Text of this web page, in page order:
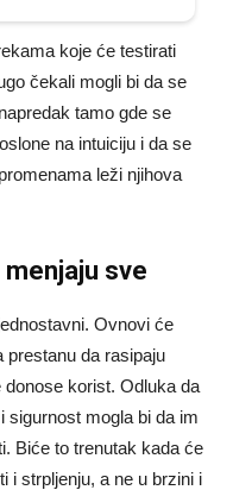
koje će testirati
čekali mogli bi da se
tamo gde se
na intuiciju i da se
leži njihova
sve
Ovnovi će
prestanu da rasipaju
korist. Odluka da
sigurnost mogla bi da im
Biće to trenutak kada će
i strpljenju, a ne u brzini i